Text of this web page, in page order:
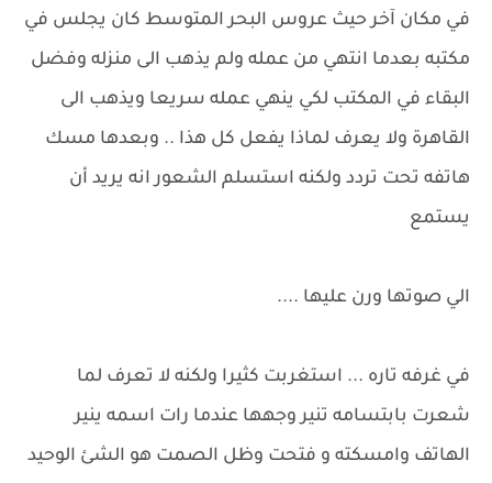
في مكان آخر حيث عروس البحر المتوسط كان يجلس في
مكتبه بعدما انتهي من عمله ولم يذهب الى منزله وفضل
البقاء في المكتب لكي ينهي عمله سريعا ويذهب الى
القاهرة ولا يعرف لماذا يفعل كل هذا .. وبعدها مسك
هاتفه تحت تردد ولكنه استسلم الشعور انه يريد أن
يستمع
الي صوتها ورن عليها ....
في غرفه تاره ... استغربت كثيرا ولكنه لا تعرف لما
شعرت بابتسامه تنير وجهها عندما رات اسمه ينير
الهاتف وامسكته و فتحت وظل الصمت هو الشئ الوحيد